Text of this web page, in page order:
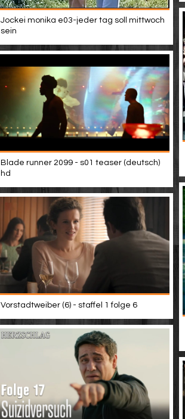
Jockei monika e03-jeder tag soll mittwoch
sein
Blade runner 2099 - s01 teaser (deutsch)
hd
Vorstadtweiber (6) - staffel 1 folge 6